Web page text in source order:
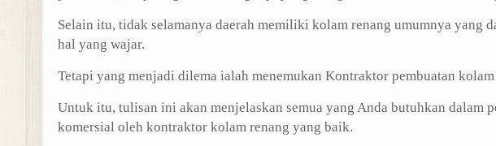
Selain itu, tidak selamanya daerah memiliki kolam renang umumnya yang
hal yang wajar.
Tetapi yang menjadi dilema ialah menemukan Kontraktor pembuatan
Untuk itu, tulisan ini akan menjelaskan semua yang Anda butuhkan dalam
komersial oleh kontraktor kolam renang yang baik.